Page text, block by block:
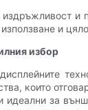
и
и
избор
които
идеални за